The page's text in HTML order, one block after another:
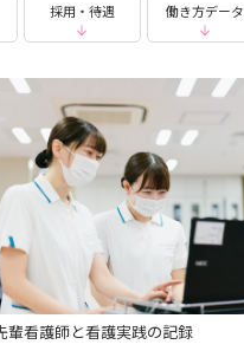
採用・待遇 働き方データ
輩看護師と看護実践の記録